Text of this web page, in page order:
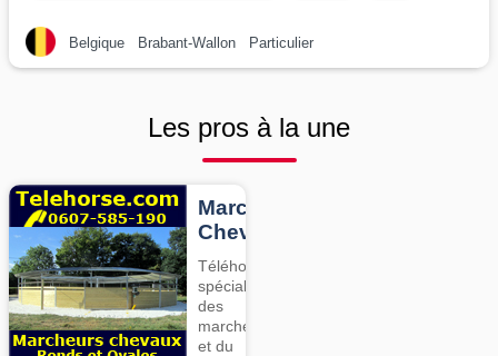
Belgique
Brabant-Wallon Particulier
Les pros à la une
Marcheurs
Chevaux
Téléhorse,
spécialiste
des
marcheurs
et du